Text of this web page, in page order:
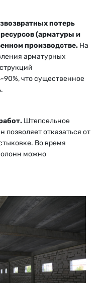
потерь
(арматуры и
производстве. На
арматурных
что существенное
Штепсельное
отказаться от
Во время
можно